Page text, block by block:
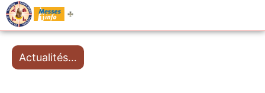
Messes
Actualités…